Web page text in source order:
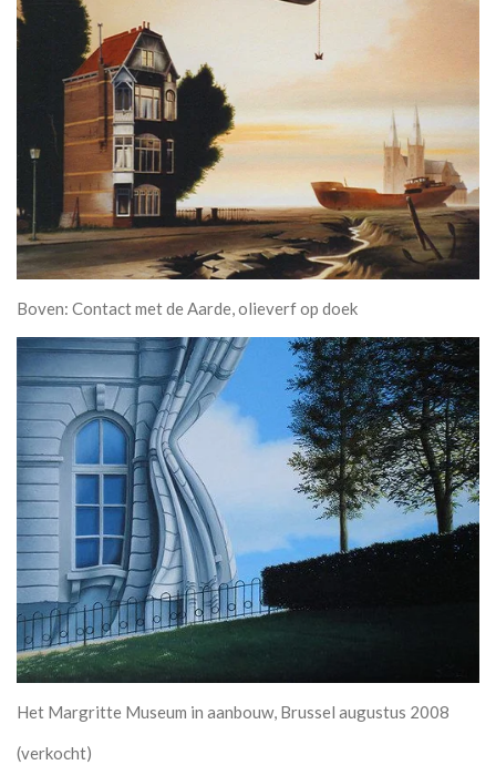
Boven: Contact met de Aarde, olieverf op doek
Het Margritte Museum in aanbouw, Brussel augustus 2008
(verkocht)